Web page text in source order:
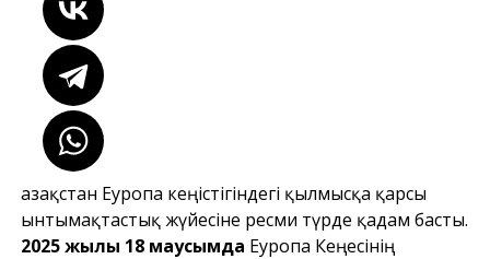
Қазақстан Еуропа кеңістігіндегі қылмысқа қарсы
ынтымақтастық жүйесіне ресми түрде қадам басты.
2025 жылғы 18 маусымда Еуропа Кеңесінің